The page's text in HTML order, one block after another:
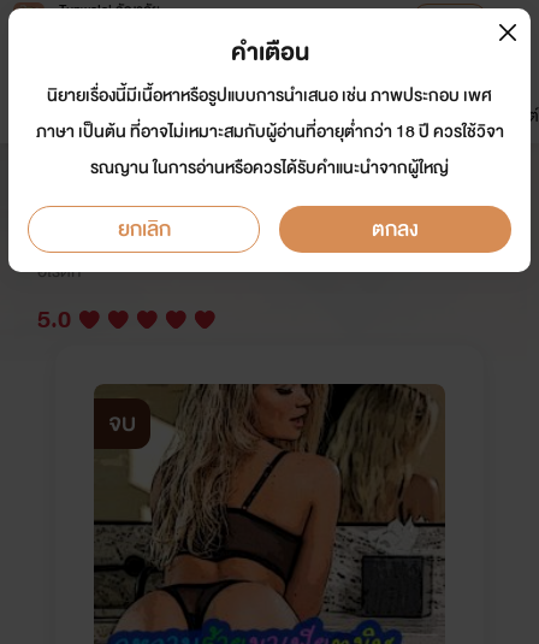
Tunwalai ธัญวลัย
หน้าแรก นิยาย อีบุ๊ก การ์ตูน
มาใหม่
ดรีมแชท ธัญลิสต์
กุหลาบร้ายมาเฟียทมิฬ NC++++
นักเขียน: พิรุณฟ้า
อีโรติก
5.0
จบ
คำเตือน
นิยายเรื่องนี้มีเนื้อหาหรือรูปแบบการนำเสนอ เช่น ภาพประกอบ เพศ
ภาษา เป็นต้น ที่อาจไม่เหมาะสมกับผู้อ่านที่อายุต่ำกว่า 18 ปี ควรใช้วิจา
รณญาน ในการอ่านหรือควรได้รับคำแนะนำจากผู้ใหญ่
ยกเลิก ตกลง